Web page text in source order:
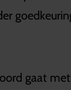
gaat